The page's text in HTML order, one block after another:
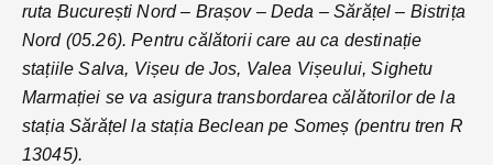
ruta București Nord – Brașov – Deda – Sărățel – Bistrița
Nord (05.26). Pentru călătorii care au ca destinație
stațiile Salva, Vișeu de Jos, Valea Vișeului, Sighetu
Marmației se va asigura transbordarea călătorilor de la
stația Sărățel la stația Beclean pe Someș (pentru tren R
13045).